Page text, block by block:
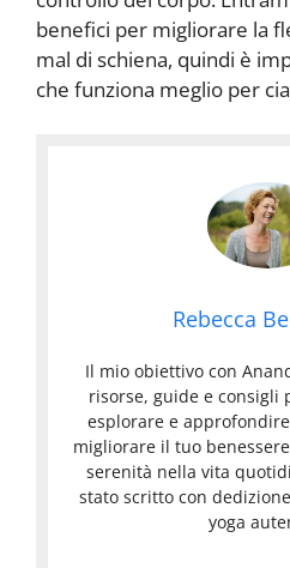
benefici per migliorare la
mal di schiena, quindi è
che funziona meglio per
Rebecca
Il mio obiettivo con
risorse, guide e
esplorare e
migliorare il tuo
serenità nella vita
stato scritto con
yoga